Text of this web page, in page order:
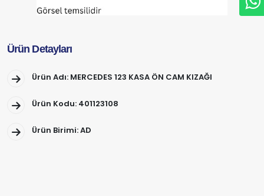
Ürün Detayları
Ürün Adı: MERCEDES 123 KASA ÖN CAM KIZAĞI
Ürün Kodu: 401123108
Ürün Birimi: AD